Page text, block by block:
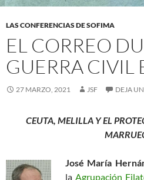
LAS CONFERENCIAS DE SOFIMA
EL CORREO
GUERRA CIVIL
27 MARZO, 2021 JSF DEJA
CEUTA, MELILLA Y EL
José María
laAgrupación